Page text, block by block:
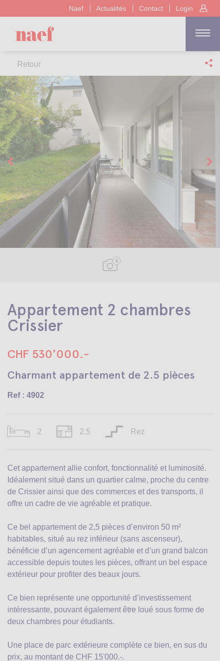
Naef Actualités Contact Login
Retour
6
Appartement 2 chambres
Crissier
CHF 530'000.-
Charmant appartement de 2.5 pièces
Ref : 4902
2 2.5 Rez
Cet appartement allie confort, fonctionnalité et luminosité.
Idéalement situé dans un quartier calme, proche du centre
de Crissier ainsi que des commerces et des transports, il
offre un cadre de vie agréable et pratique.
Ce bel appartement de 2,5 pièces d’environ 50 m²
habitables, situé au rez inférieur (sans ascenseur),
bénéficie d’un agencement agréable et d’un grand balcon
accessible depuis toutes les pièces, offrant un bel espace
extérieur pour profiter des beaux jours.
Ce bien représente une opportunité d’investissement
intéressante, pouvant également être loué sous forme de
deux chambres pour étudiants.
Une place de parc extérieure complète ce bien, en sus du
prix, au montant de CHF 15'000.-.